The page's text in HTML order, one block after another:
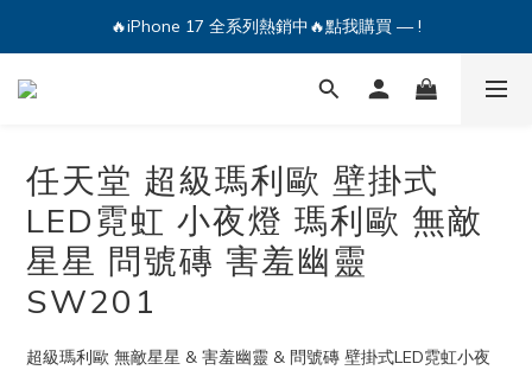
🔥iPhone 17 全系列熱銷中🔥點我購買 — !
🔥iPhone 17 全系列熱銷中🔥點我購買 — !
💕加入Q哥 Line 新好友領優惠券！🎫
任天堂 超級瑪利歐 壁掛式
LED霓虹 小夜燈 瑪利歐 無敵
星星 問號磚 害羞幽靈
SW201
超級瑪利歐 無敵星星 & 害羞幽靈 & 問號磚 壁掛式LED霓虹小夜